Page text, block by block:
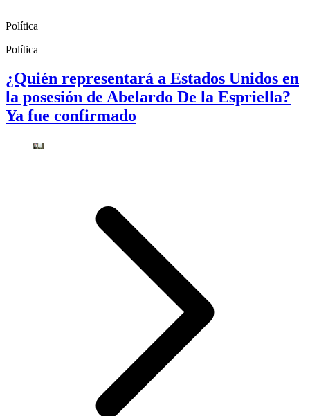
Política
Política
¿Quién representará a Estados Unidos en
la posesión de Abelardo De la Espriella?
Ya fue confirmado